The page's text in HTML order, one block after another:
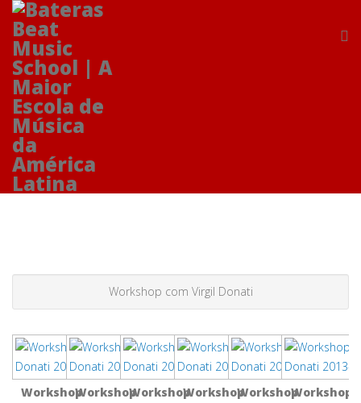
Workshop com Virgil Donati
WorkshopWorkshopWorkshopWorkshopWorkshopWorkshop